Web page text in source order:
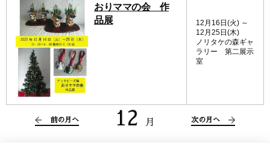
おりママの会 作
品展
12月16日(火) ～
12月25日(木)
ノリタケの森ギャ
ラリー 第二展示
室
前の月へ 12 月 次の月へ